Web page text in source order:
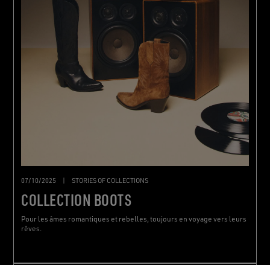
07/10/2025 STORIES OF COLLECTIONS
COLLECTION BOOTS
Pour les âmes romantiques et rebelles, toujours en voyage vers leurs
rêves.